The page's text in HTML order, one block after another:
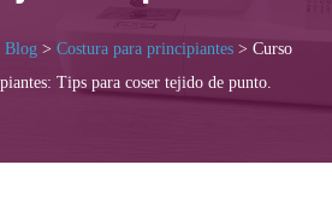
Blog > Costura para principiantes > Curso
Tips para coser tejido de punto.